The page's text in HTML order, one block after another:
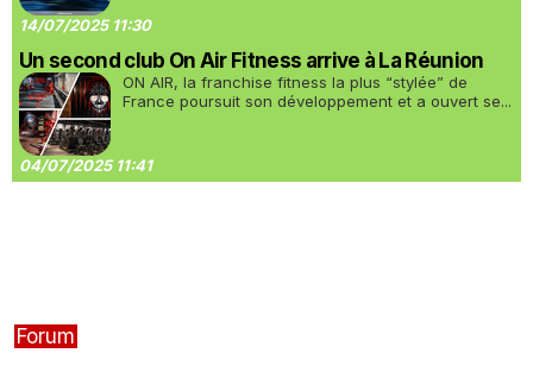
14/07/2025 11:30
Un second club On Air Fitness arrive à La Réunion
ON AIR, la franchise fitness la plus “stylée” de
France poursuit son développement et a ouvert se...
04/07/2025 11:41
Forum